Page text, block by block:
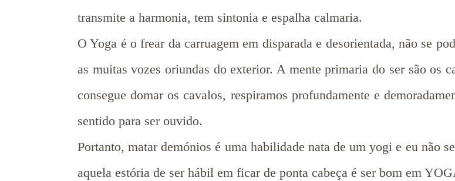
transmite a harmonia, tem sintonia e espalha calmaria.
O Yoga é o frear da carruagem em disparada e desorientada, não se
as muitas vozes oriundas do exterior. A mente primaria do ser são os
consegue domar os cavalos, respiramos profundamente e
sentido para ser ouvido.
Portanto, matar demónios é uma habilidade nata de um yogi e eu não
aquela estória de ser hábil em ficar de ponta cabeça é ser bom em